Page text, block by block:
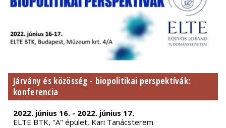
Járvány és közösség - biopolitikai perspektívák:
konferencia
2022. június 16. - 2022. június 17.
ELTE BTK, "A" épület, Kari Tanácsterem